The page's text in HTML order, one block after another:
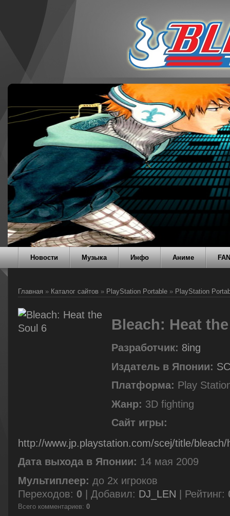
Новости Музыка Инфо Аниме
Главная » Каталог сайтов » PlayStation Portable » PlayStation
Bleach: Heat
Разработчик: 8ing
Издатель в Японии:
Платформа: Play
Жанр: 3D fighting
Сайт игры:
http://www.jp.playstation.com/scej/title/bleach/
Дата выхода в Японии: 14 мая 2009
Мультиплеер: до 2х игроков
Переходов: 0 | Добавил: DJ_LEN | Рейтинг:
Всего комментариев: 0